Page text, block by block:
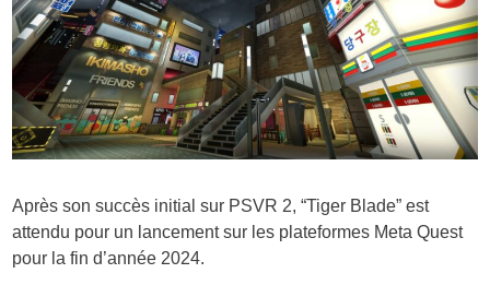
Après son succès initial sur PSVR 2, “Tiger Blade” est
attendu pour un lancement sur les plateformes Meta Quest
pour la fin d’année 2024.